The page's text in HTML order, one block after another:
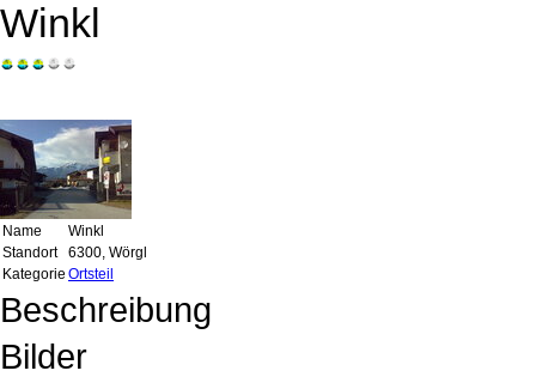
Winkl
Name
Winkl
Standort
6300, Wörgl
Kategorie Ortsteil
Beschreibung
Bilder